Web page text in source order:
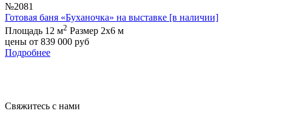
№2081
Готовая баня «Буханочка» на выставке [в наличии]
Площадь 12 м2 Размер 2х6 м
цены от 839 000 руб
Подробнее
Свяжитесь с нами